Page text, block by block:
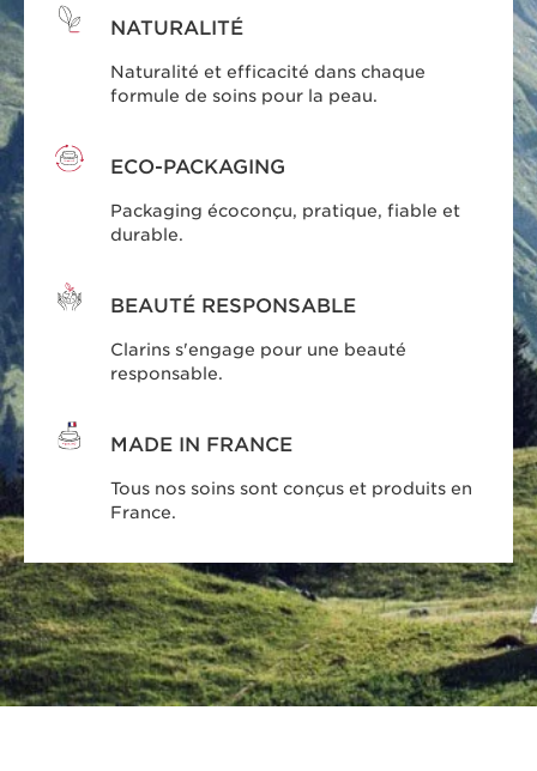
NATURALITÉ
Naturalité et efficacité dans chaque
formule de soins pour la peau.
ECO-PACKAGING
Packaging écoconçu, pratique, fiable et
durable.
BEAUTÉ RESPONSABLE
Clarins s'engage pour une beauté
responsable.
MADE IN FRANCE
Tous nos soins sont conçus et produits en
France.